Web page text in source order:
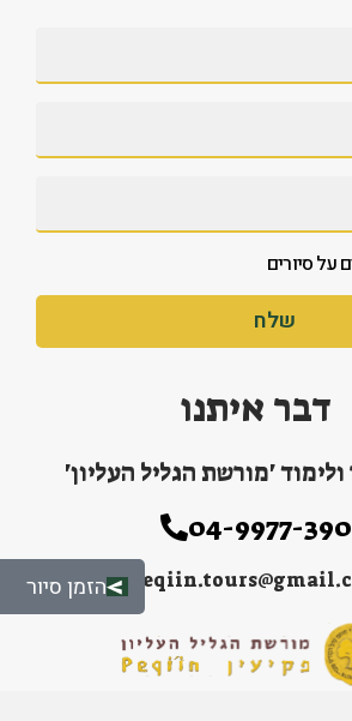
על סיורים
שלח
דבר איתנו
'מורשת הגליל העליון'
04-9977-390
הזמן סיור